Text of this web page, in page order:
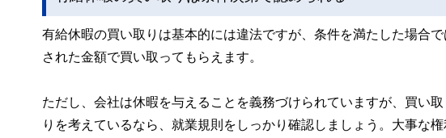
有給休暇の買い取りは基本的には違法ですが、条件を満たした場合
された金額で買い取ってもらえます。
ただし、会社は休暇を与えることを義務づけられていますが、買い
りを考えているなら、就業規則をしっかり確認しましょう。大事な